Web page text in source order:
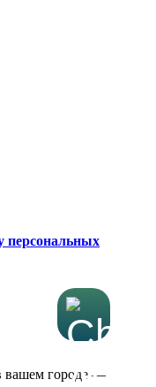
персональных
вашем городе —